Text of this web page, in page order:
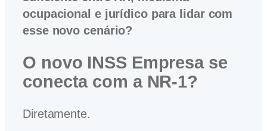
ocupacional e jurídico para lidar com
esse novo cenário?
O novo INSS Empresa se
conecta com a NR-1?
Diretamente.